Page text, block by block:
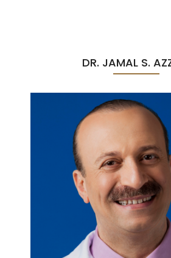
DR. JAMAL S.